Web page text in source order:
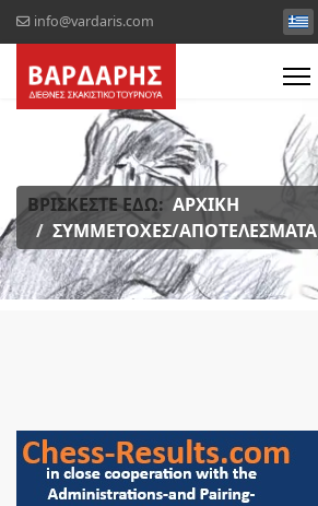
info@vardaris.com
ΒΡΊΣΚΕΣΤΕ ΕΔΏ: ΑΡΧΙΚΉ
ΣΥΜΜΕΤΟΧΈΣ/ΑΠΟΤΕΛΈΣΜΑΤΑ